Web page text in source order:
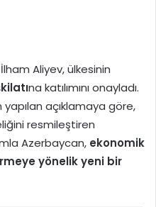
Aliyev, ülkesinin
na katılımını onayladı.
yapılan açıklamaya göre,
resmileştiren
Azerbaycan, ekonomik
yönelik yeni bir